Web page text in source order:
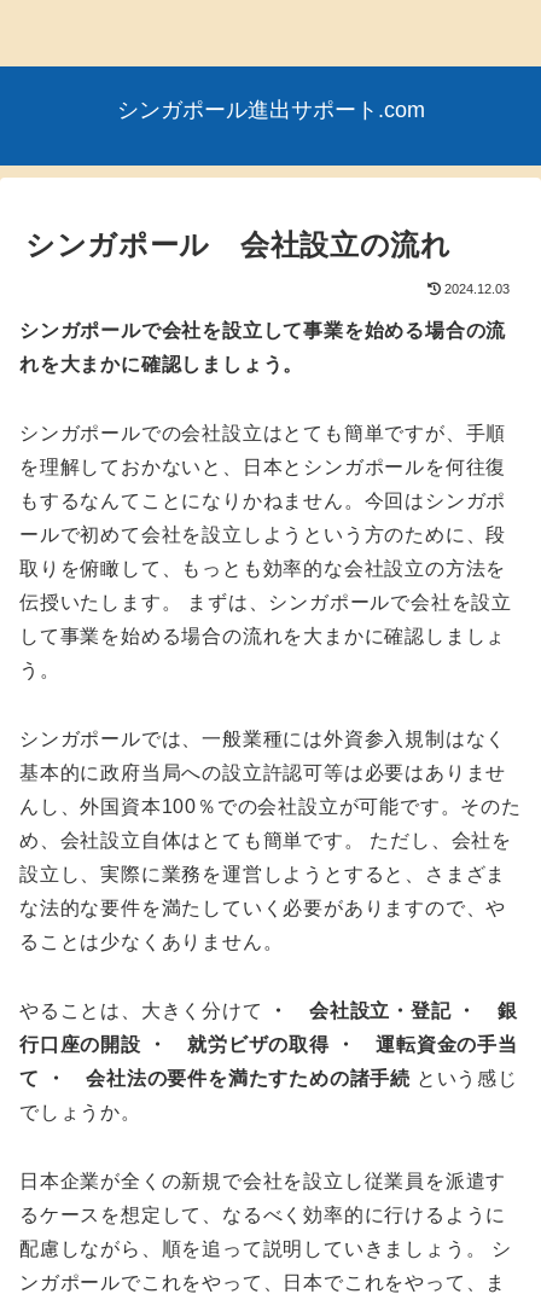
シンガポール進出サポート.com
シンガポール 会社設立の流れ
2024.12.03
シンガポールで会社を設立して事業を始める場合の流
れを大まかに確認しましょう。
シンガポールでの会社設立はとても簡単ですが、手順
を理解しておかないと、日本とシンガポールを何往復
もするなんてことになりかねません。今回はシンガポ
ールで初めて会社を設立しようという方のために、段
取りを俯瞰して、もっとも効率的な会社設立の方法を
伝授いたします。 まずは、シンガポールで会社を設立
して事業を始める場合の流れを大まかに確認しましょ
う。
シンガポールでは、一般業種には外資参入規制はなく
基本的に政府当局への設立許認可等は必要はありませ
んし、外国資本100％での会社設立が可能です。そのた
め、会社設立自体はとても簡単です。 ただし、会社を
設立し、実際に業務を運営しようとすると、さまざま
な法的な要件を満たしていく必要がありますので、や
ることは少なくありません。
やることは、大きく分けて ・ 会社設立・登記
・ 銀
行口座の開設
・ 就労ビザの取得
・ 運転資金の手当
て
・ 会社法の要件を満たすための諸手続 という感じ
でしょうか。
日本企業が全くの新規で会社を設立し従業員を派遣す
るケースを想定して、なるべく効率的に行けるように
配慮しながら、順を追って説明していきましょう。 シ
ンガポールでこれをやって、日本でこれをやって、ま